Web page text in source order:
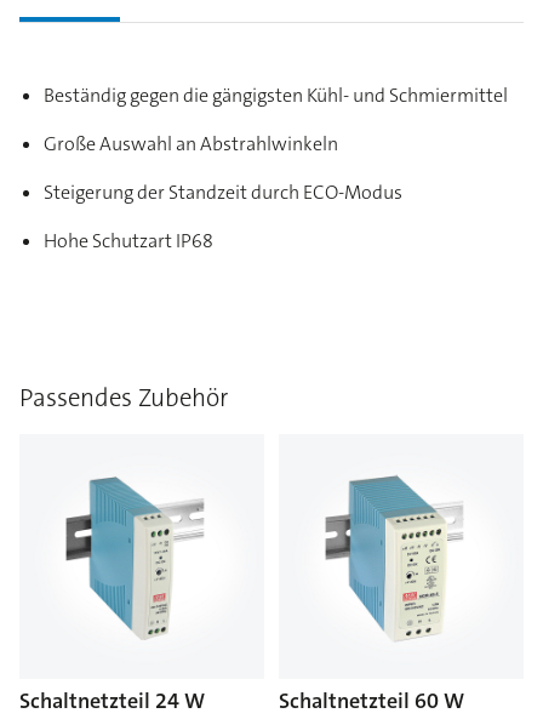
Beständig gegen die gängigsten Kühl- und Schmiermittel
Große Auswahl an Abstrahlwinkeln
Steigerung der Standzeit durch ECO-Modus
Hohe Schutzart IP68
Passendes Zubehör
Schaltnetzteil 24 W Schaltnetzteil 60 W